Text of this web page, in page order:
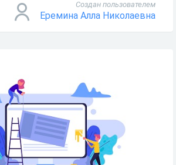
Создан пользователем
Еремина Алла Николаевна